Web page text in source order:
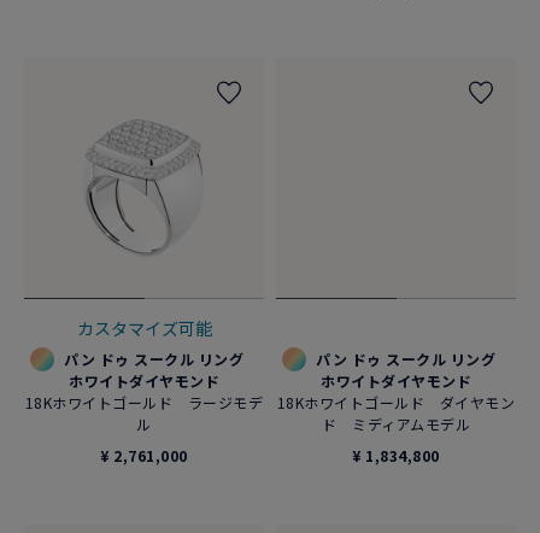
カスタマイズ可能
パン ドゥ スークル リング
ホワイトダイヤモンド
18Kホワイトゴールド ラージモデ
ル
¥ 2,761,000
パン ドゥ スークル リング
ホワイトダイヤモンド
18Kホワイトゴールド ダイヤモン
ド ミディアムモデル
¥ 1,834,800